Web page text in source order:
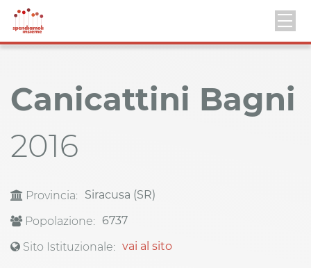
Canicattini Bagni
2016
Provincia:
Siracusa (SR)
Popolazione:
6737
Sito Istituzionale: vai al sito